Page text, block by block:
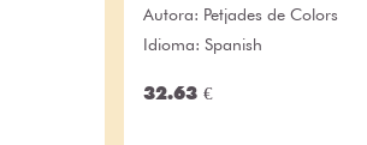
Autora: Petjades de Colors
Idioma: Spanish
32.63 €